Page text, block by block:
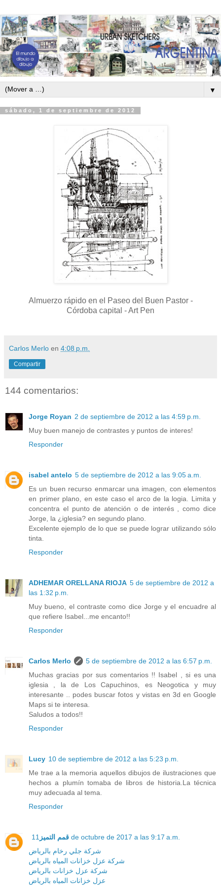
▼
sábado, 1 de septiembre de 2012
Almuerzo rápido en el Paseo del Buen Pastor -
Córdoba capital - Art Pen
Carlos Merlo en 4:08 p.m.
Compartir
144 comentarios:
Jorge Royan 2 de septiembre de 2012 a las 4:59 p.m.
Muy buen manejo de contrastes y puntos de interes!
Responder
isabel antelo 5 de septiembre de 2012 a las 9:05 a.m.
Es un buen recurso enmarcar una imagen, con elementos
en primer plano, en este caso el arco de la logia. Limita y
concentra el punto de atención o de interés , como dice
Jorge, la ¿iglesia? en segundo plano.
Excelente ejemplo de lo que se puede lograr utilizando sólo
tinta.
Responder
ADHEMAR ORELLANA RIOJA 5 de septiembre de 2012 a
las 1:32 p.m.
Muy bueno, el contraste como dice Jorge y el encuadre al
que refiere Isabel...me encanto!!
Responder
Carlos Merlo
5 de septiembre de 2012 a las 6:57 p.m.
Muchas gracias por sus comentarios !! Isabel , si es una
iglesia , la de Los Capuchinos, es Neogotica y muy
interesante .. podes buscar fotos y vistas en 3d en Google
Maps si te interesa.
Saludos a todos!!
Responder
Lucy 10 de septiembre de 2012 a las 5:23 p.m.
Me trae a la memoria aquellos dibujos de ilustraciones que
hechos a plumín tomaba de libros de historia.La técnica
muy adecuada al tema.
Responder
قمم التميز 11 de octubre de 2017 a las 9:17 a.m.
شركة جلي رخام بالرياض
شركة عزل خزانات المياه بالرياض
شركة عزل خزانات بالرياض
عزل خزانات المياه بالرياض